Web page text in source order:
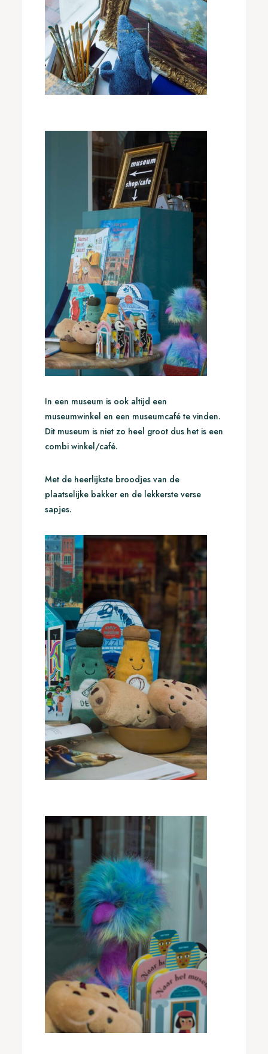
In een museum is ook altijd een
museumwinkel en een museumcafé te vinden.
Dit museum is niet zo heel groot dus het is een
combi winkel/café.
Met de heerlijkste broodjes van de
plaatselijke bakker en de lekkerste verse
sapjes.